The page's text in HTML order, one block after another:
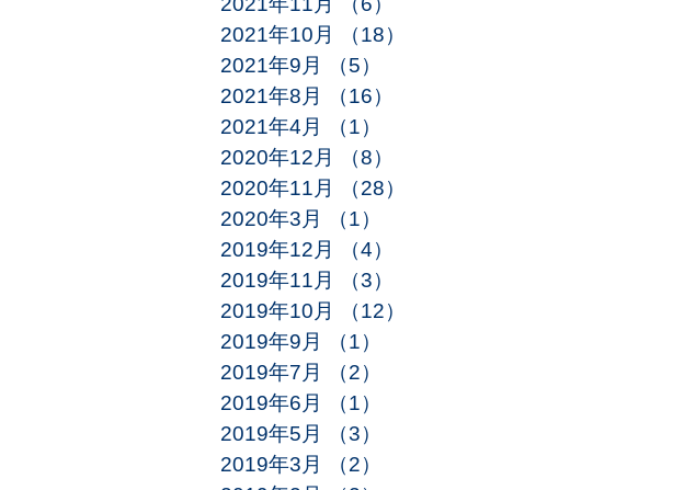
2021年10月
（18）
2021年9月
（5）
2021年8月
（16）
2021年4月
（1）
2020年12月
（8）
2020年11月
（28）
2020年3月
（1）
2019年12月
（4）
2019年11月
（3）
2019年10月
（12）
2019年9月
（1）
2019年7月
（2）
2019年6月
（1）
2019年5月
（3）
2019年3月
（2）